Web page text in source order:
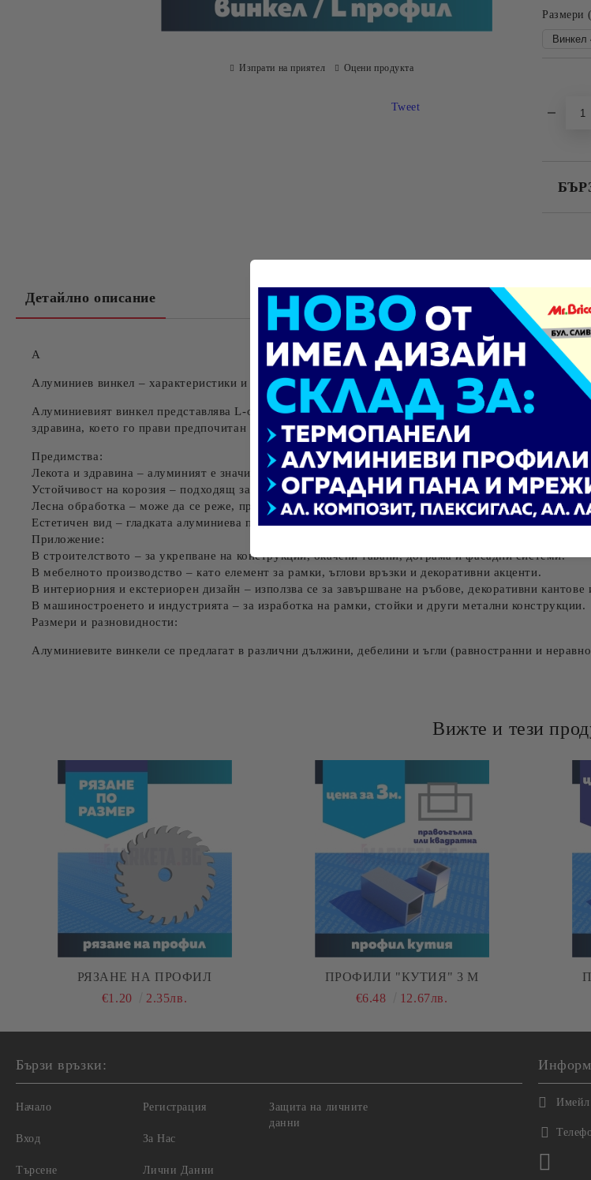
Размери
Ние
Изпрати на приятел Оцени продукта
Tweet
Детайлно описание
А
Алуминиев винкел – характеристики и приложение
Алуминиевият винкел представлява L-образен профил, изработен от висококачествен алуминий.
здравина, което го прави предпочитан материал в множество отрасли.
Предимства:
Лекота и здравина – алуминият е значително по-лек от стоманата, но същевременно осигурява
Устойчивост на корозия – подходящ за външни и вътрешни приложения, дори във влажна среда.
Лесна обработка – може да се реже, пробива, огъва и заварява без затруднения.
Естетичен вид – гладката алуминиева повърхност може да бъде анодирана или боядисана в
Приложение:
Встроителството – за укрепване на конструкции, окачени тавани, дограма и фасадни системи.
Вмебелното производство – като елемент за рамки, ъглови връзки и декоративни акценти.
Винтериорния и екстериорен дизайн – използва се за завършване на ръбове, декоративни
Вмашиностроенето и индустрията – за изработка на рамки, стойки и други метални конструкции.
Размери и разновидности:
Алуминиевите винкели се предлагат в различни дължини, дебелини и ъгли (равностранни и
Вижте и тези
РЯЗАНЕ НА ПРОФИЛ
€1.20
2.35лв.
ПРОФИЛИ "КУТИЯ" 3 М
€6.48
12.67лв.
Бързи връзки:
Начало
Вход
Търсене
Регистрация
За Нас
Лични Данни
Защита на личните
данни